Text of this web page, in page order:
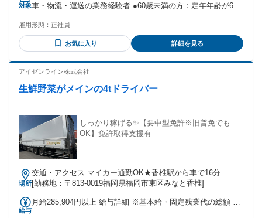
対象車・物流・運送の業務経験者 ●60歳未満の方：定年年齢が60
雇用形態： 正社員
お気に入り 詳細を見る
アイゼンライン株式会社
生鮮野菜がメインの4tドライバー
しっかり稼げる✨【要中型免許※旧普免でも
OK】免許取得支援有
場所
交通・アクセス マイカー通勤OK★香椎駅から車で16分
[勤務地：〒813-0019福岡県福岡市東区みなと香椎]
給与
月給285,904円以上 給与詳細 ※基本給・固定残業代の総額 基